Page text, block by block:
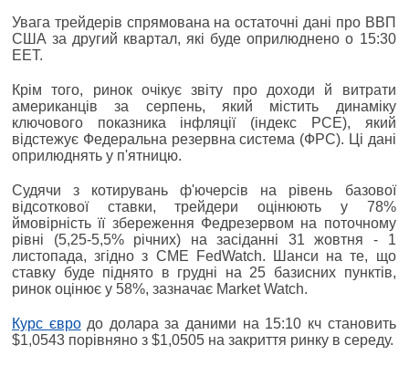
Увага трейдерів спрямована на остаточні дані про ВВП
США за другий квартал, які буде оприлюднено о 15:30
EET.
Крім того, ринок очікує звіту про доходи й витрати
американців за серпень, який містить динаміку
ключового показника інфляції (індекс PCE), який
відстежує Федеральна резервна система (ФРС). Ці дані
оприлюднять у п'ятницю.
Судячи з котирувань ф'ючерсів на рівень базової
відсоткової ставки, трейдери оцінюють у 78%
ймовірність її збереження Федрезервом на поточному
рівні (5,25-5,5% річних) на засіданні 31 жовтня - 1
листопада, згідно з CME FedWatch. Шанси на те, що
ставку буде піднято в грудні на 25 базисних пунктів,
ринок оцінює у 58%, зазначає Market Watch.
Курс євродо долара за даними на 15:10 кч становить
$1,0543 порівняно з $1,0505 на закриття ринку в середу.